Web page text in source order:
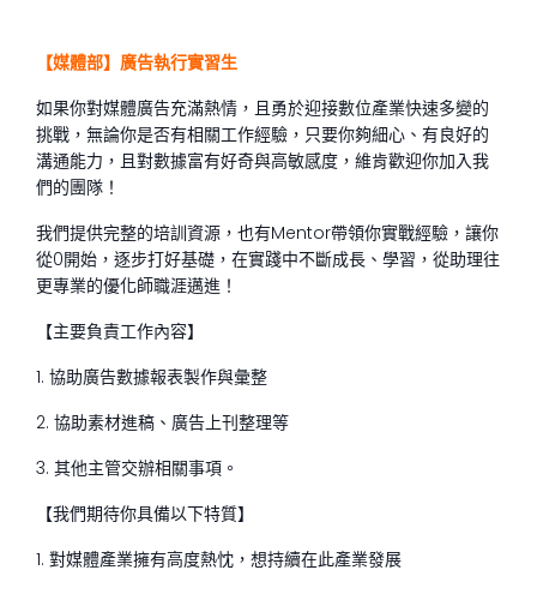
【媒體部】廣告執行實習生
如果你對媒體廣告充滿熱情，且勇於迎接數位產業快速多變的
挑戰，無論你是否有相關工作經驗，只要你夠細心、有良好的
溝通能力，且對數據富有好奇與高敏感度，維肯歡迎你加入我
們的團隊！
我們提供完整的培訓資源，也有Mentor帶領你實戰經驗，讓你
從0開始，逐步打好基礎，在實踐中不斷成長、學習，從助理往
更專業的優化師職涯邁進！
【主要負責工作內容】
1. 協助廣告數據報表製作與彙整
2. 協助素材進稿、廣告上刊整理等
3. 其他主管交辦相關事項。
【我們期待你具備以下特質】
1. 對媒體產業擁有高度熱忱，想持續在此產業發展